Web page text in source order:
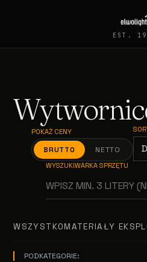
EST.
POKAŻ CENY
BRUTTO NETTO
WYSZUKIWARKA SPRZĘTU
WSZYSTKOMATERIAŁY
PODKATEGORIE: